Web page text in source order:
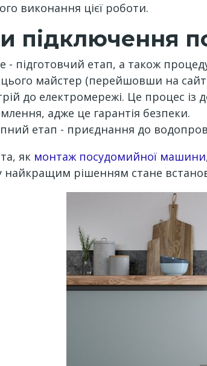
виконання цієї роботи.
підключення
- підготовчий етап, а також
цього майстер (перейшовши на сайт
до електромережі. Це процес
адже це гарантія безпеки.
етап - приєднання до
як монтаж посудомийної машини
найкращим рішенням стане